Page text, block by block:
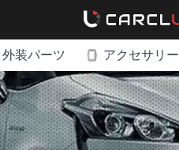
外装パーツ アクセサリー